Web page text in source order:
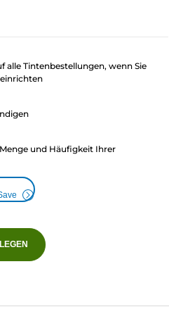
alle Tintenbestellungen, wenn Sie
und Häufigkeit Ihrer